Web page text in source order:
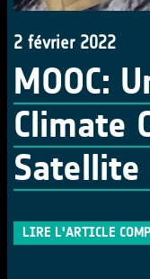
2 février 2022
MOOC:
Climate
Satellite
LIRE L'ARTICLE